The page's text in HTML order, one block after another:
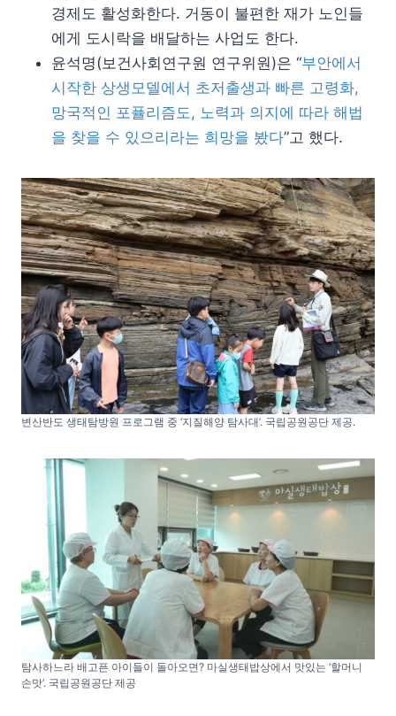
경제도 활성화한다. 거동이 불편한 재가 노인들
에게 도시락을 배달하는 사업도 한다.
윤석명(보건사회연구원 연구위원)은 “부안에서
시작한 상생모델에서 초저출생과 빠른 고령화,
망국적인 포퓰리즘도, 노력과 의지에 따라 해법
을 찾을 수 있으리라는 희망을 봤다”고 했다.
변산반도 생태탐방원 프로그램 중 ‘지질해양 탐사대’. 국립공원공단 제공.
탐사하느라 배고픈 아이들이 돌아오면? 마실생태밥상에서 맛있는 ‘할머니
손맛’. 국립공원공단 제공